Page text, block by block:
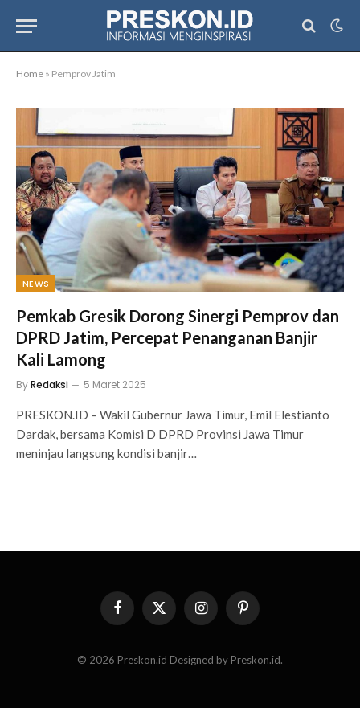
Home » Pemprov Jatim
NEWS
Pemkab Gresik Dorong Sinergi Pemprov dan
DPRD Jatim, Percepat Penanganan Banjir
Kali Lamong
ByRedaksi 5 Maret 2025
PRESKON.ID – Wakil Gubernur Jawa Timur, Emil Elestianto
Dardak, bersama Komisi D DPRD Provinsi Jawa Timur
meninjau langsung kondisi banjir…
FacebookX
(Twitter)
InstagramPinterest
© 2026 Preskon.id Designed by Preskon.id.